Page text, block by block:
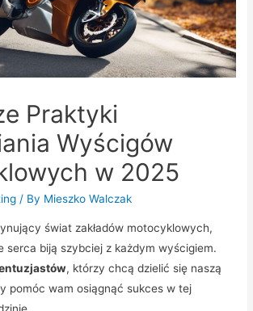
Praktyki
Wyścigów
w 2025
/ By Mieszko Walczak
świat zakładów motocyklowych,
serca biją szybciej z każdym wyścigiem.
, którzy chcą dzielić się naszą
pomóc wam osiągnąć sukces w tej